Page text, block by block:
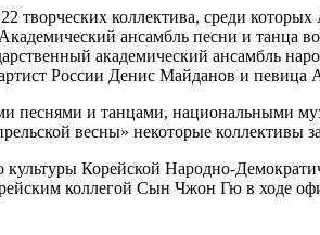
творческих коллектива, среди
ансамбль песни и танца
академический ансамбль
России Денис Майданов и певица
песнями и танцами, национальными
весны» некоторые коллективы
Корейской Народно-
коллегой Сын Чжон Гю в ходе